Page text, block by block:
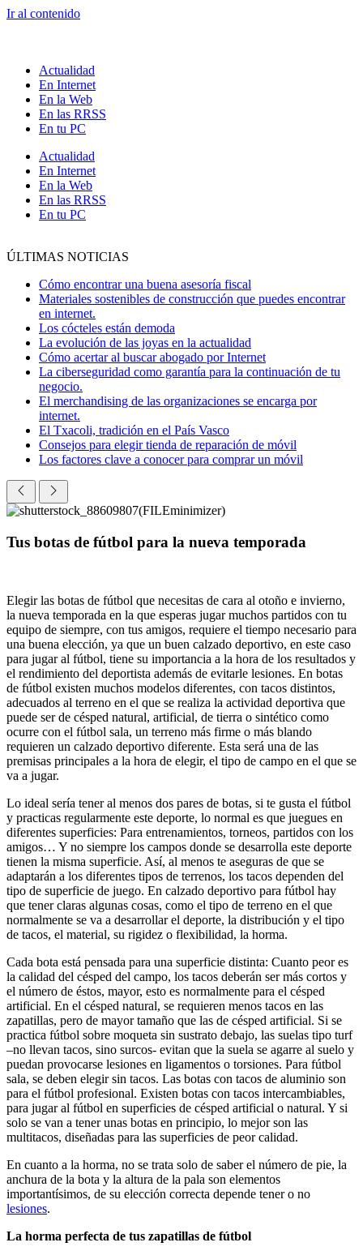
Ir al contenido
Actualidad
En Internet
En la Web
En las RRSS
En tu PC
Actualidad
En Internet
En la Web
En las RRSS
En tu PC
ÚLTIMAS NOTICIAS
Cómo encontrar una buena asesoría fiscal
Materiales sostenibles de construcción que puedes encontrar
en internet.
Los cócteles están demoda
La evolución de las joyas en la actualidad
Cómo acertar al buscar abogado por Internet
La ciberseguridad como garantía para la continuación de tu
negocio.
El merchandising de las organizaciones se encarga por
internet.
El Txacoli, tradición en el País Vasco
Consejos para elegir tienda de reparación de móvil
Los factores clave a conocer para comprar un móvil
Tus botas de fútbol para la nueva temporada
Elegir las botas de fútbol que necesitas de cara al otoño e invierno,
la nueva temporada en la que esperas jugar muchos partidos con tu
equipo de siempre, con tus amigos, requiere el tiempo necesario para
una buena elección, ya que un buen calzado deportivo, en este caso
para jugar al fútbol, tiene su importancia a la hora de los resultados y
el rendimiento del deportista además de evitarle lesiones. En botas
de fútbol existen muchos modelos diferentes, con tacos distintos,
adecuados al terreno en el que se realiza la actividad deportiva que
puede ser de césped natural, artificial, de tierra o sintético como
ocurre con el fútbol sala, un terreno más firme o más blando
requieren un calzado deportivo diferente. Esta será una de las
premisas principales a la hora de elegir, el tipo de campo en el que se
va a jugar.
Lo ideal sería tener al menos dos pares de botas, si te gusta el fútbol
y practicas regularmente este deporte, lo normal es que juegues en
diferentes superficies: Para entrenamientos, torneos, partidos con los
amigos… Y no siempre los campos donde se desarrolla este deporte
tienen la misma superficie. Así, al menos te aseguras de que se
adaptarán a los diferentes tipos de terrenos, los tacos dependen del
tipo de superficie de juego. En calzado deportivo para fútbol hay
que tener claras algunas cosas, como el tipo de terreno en el que
normalmente se va a desarrollar el deporte, la distribución y el tipo
de tacos, el material, su rigidez o flexibilidad, la horma.
Cada bota está pensada para una superficie distinta: Cuanto peor es
la calidad del césped del campo, los tacos deberán ser más cortos y
el número de éstos, mayor, esto es normalmente para el césped
artificial. En el césped natural, se requieren menos tacos en las
zapatillas, pero de mayor tamaño que las de césped artificial. Si se
practica fútbol sobre moqueta sin sustrato debajo, las suelas tipo turf
–no llevan tacos, sino surcos- evitan que la suela se agarre al suelo y
puedan provocarse lesiones en ligamentos o torsiones. Para fútbol
sala, se deben elegir sin tacos. Las botas con tacos de aluminio son
para el fútbol profesional. Existen botas con tacos intercambiables,
para jugar al fútbol en superficies de césped artificial o natural. Y si
solo se van a tener unas botas en principio, lo mejor son las
multitacos, diseñadas para las superficies de peor calidad.
En cuanto a la horma, no se trata solo de saber el número de pie, la
anchura de la bota y la altura de la pala son elementos
importantísimos, de su elección correcta depende tener o no
lesiones.
La horma perfecta de tus zapatillas de fútbol